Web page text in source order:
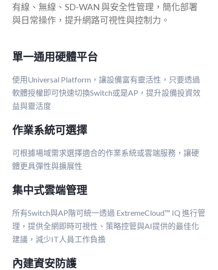
有線、無線、SD-WAN 與安全性管理，簡化部署
與日常操作，提升網路可視性與控制力。
單一通用硬體平台
使用Universal Platform，讓設備富有靈活性，只要透過
軟體授權即可快速切換Switch或是AP，提升設備投資效
益與靈活度
作業系統可選擇
可根據場域需求選擇適合的作業系統或雲端服務，讓硬
體更具彈性與擴展性
集中式雲端管理
所有Switch與AP階可統一透過 ExtremeCloud™ IQ 進行管
理，提供全網即時可視性、策略控管與AI提供的最佳化
建議，減少IT人員工作負擔
內建資安防護